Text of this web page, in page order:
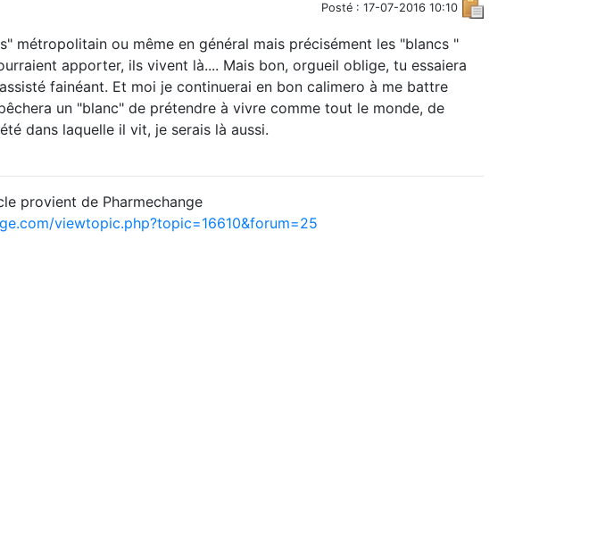
Posté : 17-07-2016 10:10
métropolitain ou même en général mais précisément les "blancs "
apporter, ils vivent là.... Mais bon, orgueil oblige, tu essaiera
fainéant. Et moi je continuerai en bon calimero à me battre
un "blanc" de prétendre à vivre comme tout le monde, de
dans laquelle il vit, je serais là aussi.
provient de Pharmechange
viewtopic.php?topic=16610&forum=25